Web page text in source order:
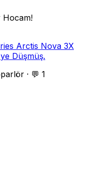
Hocam!
Arctis Nova 3X
Düşmüş.
· 💬 1